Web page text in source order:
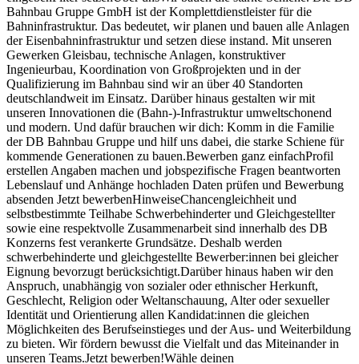
Bahnbau Gruppe GmbH ist der Komplettdienstleister für die
Bahninfrastruktur. Das bedeutet, wir planen und bauen alle Anlagen
der Eisenbahninfrastruktur und setzen diese instand. Mit unseren
Gewerken Gleisbau, technische Anlagen, konstruktiver
Ingenieurbau, Koordination von Großprojekten und in der
Qualifizierung im Bahnbau sind wir an über 40 Standorten
deutschlandweit im Einsatz. Darüber hinaus gestalten wir mit
unseren Innovationen die (Bahn-)-Infrastruktur umweltschonend
und modern. Und dafür brauchen wir dich: Komm in die Familie
der DB Bahnbau Gruppe und hilf uns dabei, die starke Schiene für
kommende Generationen zu bauen.Bewerben ganz einfachProfil
erstellen Angaben machen und jobspezifische Fragen beantworten
Lebenslauf und Anhänge hochladen Daten prüfen und Bewerbung
absenden Jetzt bewerbenHinweiseChancengleichheit und
selbstbestimmte Teilhabe Schwerbehinderter und Gleichgestellter
sowie eine respektvolle Zusammenarbeit sind innerhalb des DB
Konzerns fest verankerte Grundsätze. Deshalb werden
schwerbehinderte und gleichgestellte Bewerber:innen bei gleicher
Eignung bevorzugt berücksichtigt.Darüber hinaus haben wir den
Anspruch, unabhängig von sozialer oder ethnischer Herkunft,
Geschlecht, Religion oder Weltanschauung, Alter oder sexueller
Identität und Orientierung allen Kandidat:innen die gleichen
Möglichkeiten des Berufseinstieges und der Aus- und Weiterbildung
zu bieten. Wir fördern bewusst die Vielfalt und das Miteinander in
unseren Teams.Jetzt bewerben!Wähle deinen